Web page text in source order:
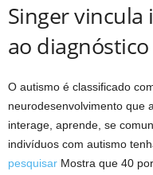
Singer
ao diagnóstico
O autismo é classificado
neurodesenvolvimento que
interage, aprende, se
indivíduos com autismo
pesquisar Mostra que 40